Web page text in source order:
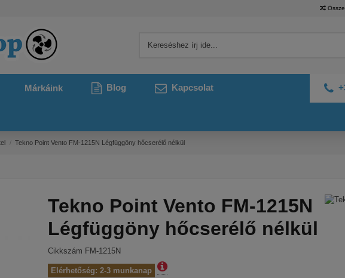
Márkáink Blog Kapcsolat
Tekno Point Vento FM-1215N Légfüggöny hőcserélő nélkül
Tekno Point Vento FM-1215N
Légfüggöny hőcserélő nélkül
Cikkszám FM-1215N
Elérhetőség: 2-3 munkanap